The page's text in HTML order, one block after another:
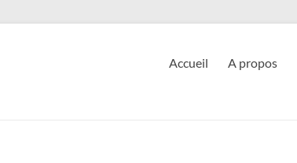
Accueil A propos